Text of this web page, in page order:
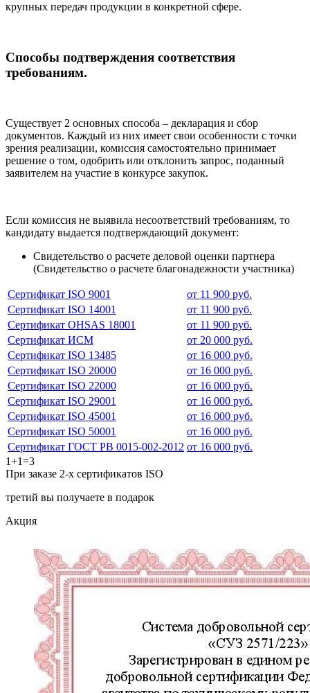
крупных передач продукции в конкретной сфере.
Способы подтверждения соответствия
требованиям.
Существует 2 основных способа – декларация и сбор
документов. Каждый из них имеет свои особенности с точки
зрения реализации, комиссия самостоятельно принимает
решение о том, одобрить или отклонить запрос, поданный
заявителем на участие в конкурсе закупок.
Если комиссия не выявила несоответствий требованиям, то
кандидату выдается подтверждающий документ:
Свидетельство о расчете деловой оценки партнера
(Свидетельство о расчете благонадежности участника)
Сертификат ISO 9001
от 11 900 руб.
Сертификат ISO 14001
от 11 900 руб.
Сертификат OHSAS 18001
от 11 900 руб.
Сертификат ИСМ
от 20 000 руб.
Сертификат ISO 13485
от 16 000 руб.
Сертификат ISO 20000
от 16 000 руб.
Сертификат ISO 22000
от 16 000 руб.
Сертификат ISO 29001
от 16 000 руб.
Сертификат ISO 45001
от 16 000 руб.
Сертификат ISO 50001
от 16 000 руб.
Сертификат ГОСТ РВ 0015-002-2012 от 16 000 руб.
1+1=3
При заказе 2-х сертификатов ISO
третий вы получаете в подарок
Акция